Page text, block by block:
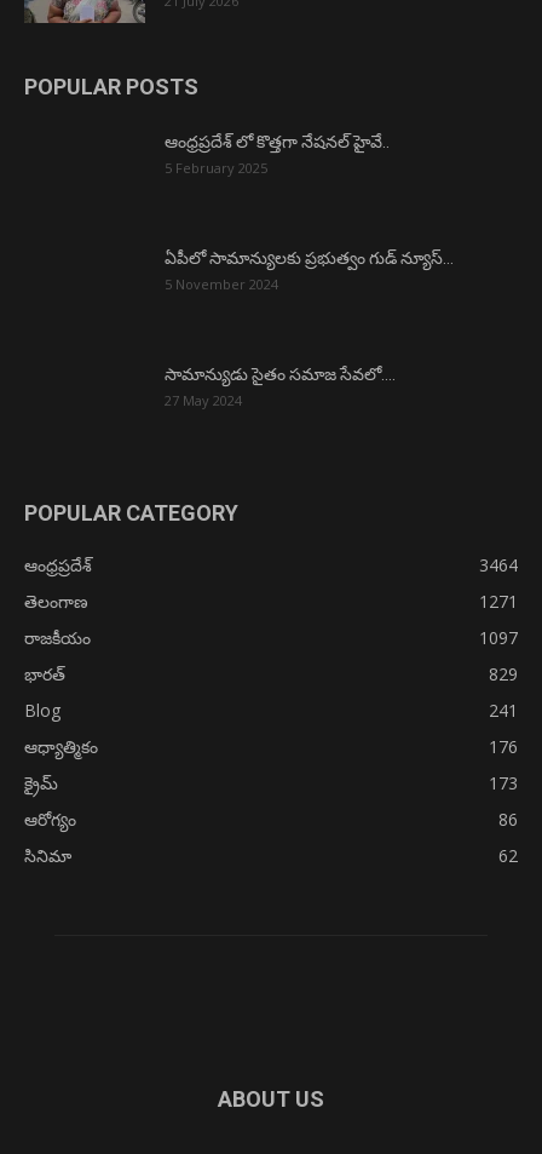
POPULAR POSTS
ఆంధ్రప్రదేశ్ లో కొత్తగా నేషనల్ హైవే..
5 February 2025
ఏపీలో సామాన్యులకు ప్రభుత్వం గుడ్ న్యూస్…
5 November 2024
సామాన్యుడు సైతం సమాజ సేవలో….
27 May 2024
POPULAR CATEGORY
ఆంధ్రప్రదేశ్
3464
తెలంగాణ
1271
రాజకీయం
1097
భారత్
829
Blog
241
ఆధ్యాత్మికం
176
క్రైమ్
173
ఆరోగ్యం
86
సినిమా
62
ABOUT US